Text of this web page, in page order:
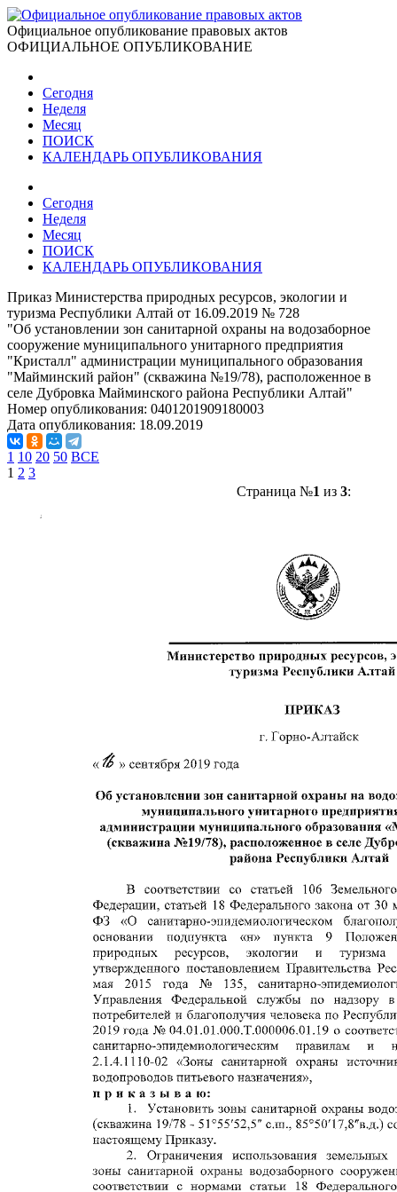
Официальное опубликование правовых актов
ОФИЦИАЛЬНОЕ ОПУБЛИКОВАНИЕ
Сегодня
Неделя
Месяц
ПОИСК
КАЛЕНДАРЬ ОПУБЛИКОВАНИЯ
Сегодня
Неделя
Месяц
ПОИСК
КАЛЕНДАРЬ ОПУБЛИКОВАНИЯ
Приказ Министерства природных ресурсов, экологии и
туризма Республики Алтай от 16.09.2019 № 728
"Об установлении зон санитарной охраны на водозаборное
сооружение муниципального унитарного предприятия
"Кристалл" администрации муниципального образования
"Майминский район" (скважина №19/78), расположенное в
селе Дубровка Майминского района Республики Алтай"
Номер опубликования: 0401201909180003
Дата опубликования: 18.09.2019
1 10 20 50 ВСЕ
1 2 3
Страница №1 из 3: